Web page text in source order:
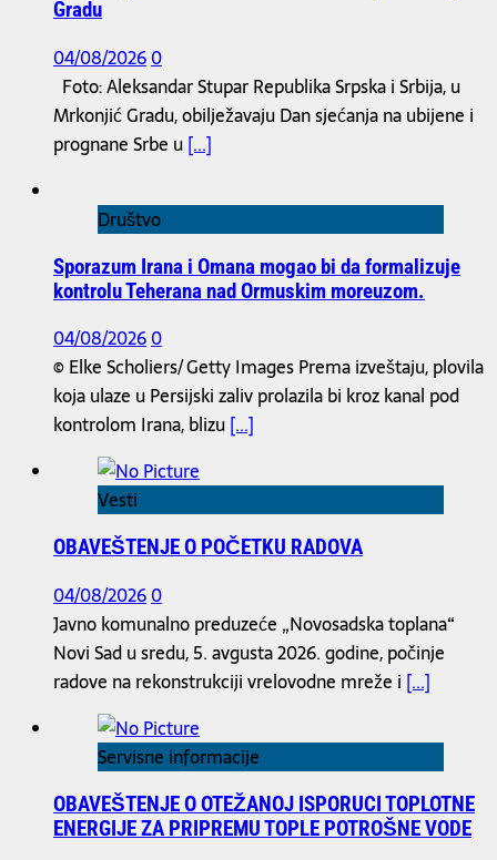
Gradu
04/08/20260
Foto: Aleksandar Stupar Republika Srpska i Srbija, u
Mrkonjić Gradu, obilježavaju Dan sjećanja na ubijene i
prognane Srbe u[...]
Društvo
Sporazum Irana i Omana mogao bi da formalizuje
kontrolu Teherana nad Ormuskim moreuzom.
04/08/20260
© Elke Scholiers/ Getty Images Prema izveštaju, plovila
koja ulaze u Persijski zaliv prolazila bi kroz kanal pod
kontrolom Irana, blizu[...]
Vesti
OBAVEŠTENJE O POČETKU RADOVA
04/08/20260
Javno komunalno preduzeće „Novosadska toplana“
Novi Sad u sredu, 5. avgusta 2026. godine, počinje
radove na rekonstrukciji vrelovodne mreže i [...]
Servisne informacije
OBAVEŠTENJE O OTEŽANOJ ISPORUCI TOPLOTNE
ENERGIJE ZA PRIPREMU TOPLE POTROŠNE VODE